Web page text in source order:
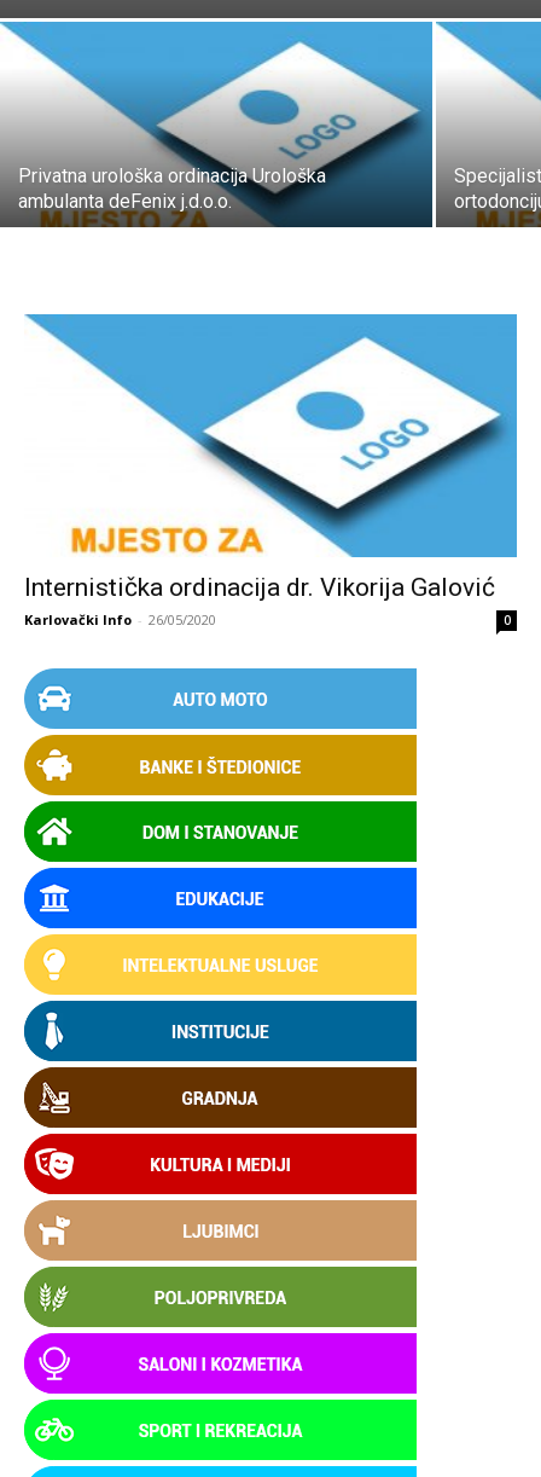
Privatna urološka ordinacija Urološka
ambulanta deFenix j.d.o.o.
Internistička ordinacija dr. Vikorija Galović
Karlovački Info - 26/05/2020 0